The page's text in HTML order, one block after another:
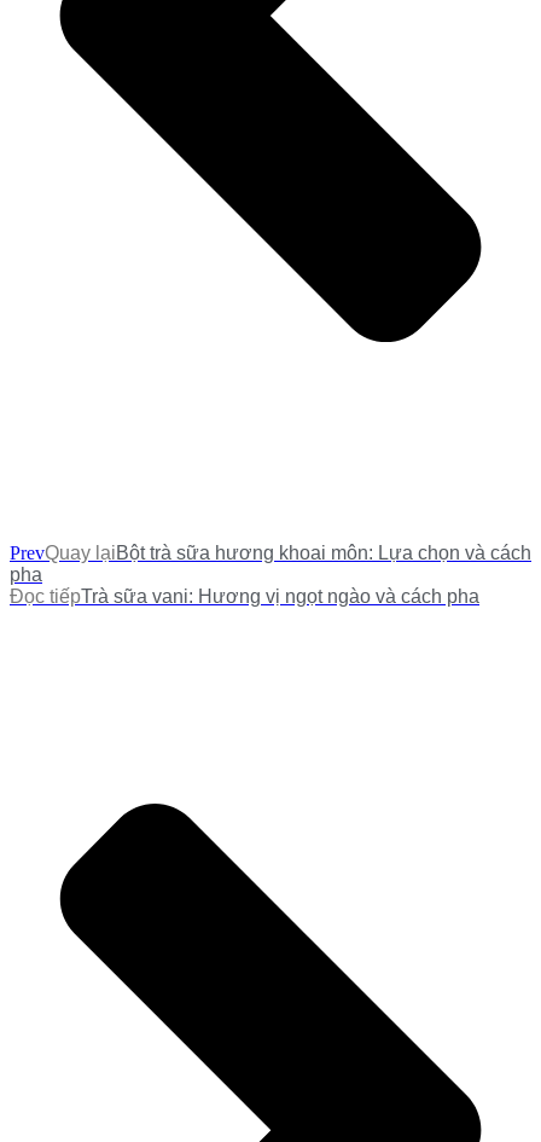
PrevQuay lạiBột trà sữa hương khoai môn: Lựa chọn và cách
pha
Đọc tiếpTrà sữa vani: Hương vị ngọt ngào và cách pha